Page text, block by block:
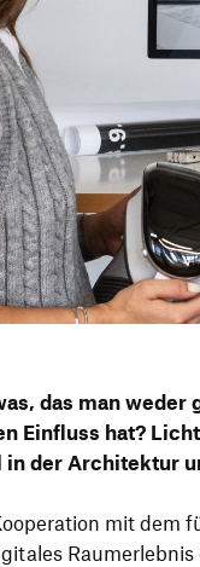
das man
Einfluss hat?
der Architektur
mit dem